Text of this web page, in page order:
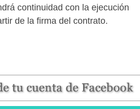
continuidad con la ejecución
de la firma del contrato.